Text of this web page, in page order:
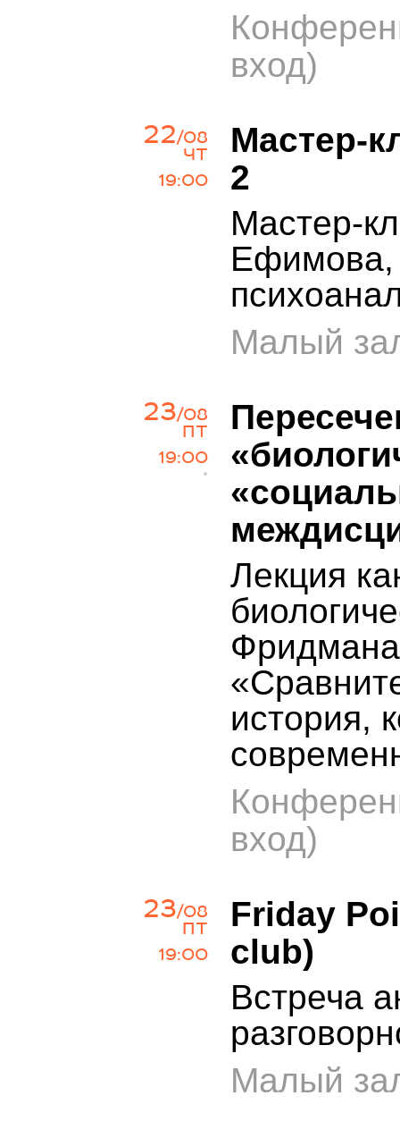
вход)
22/08
ЧТ
19:00
Мастер-
2
Мастер-
Ефимова,
Малый
23/08
ПТ
19:00
•
Лекция
Фридмана
история,
вход)
23/08
ПТ
19:00
Friday
club)
Встреча
Малый